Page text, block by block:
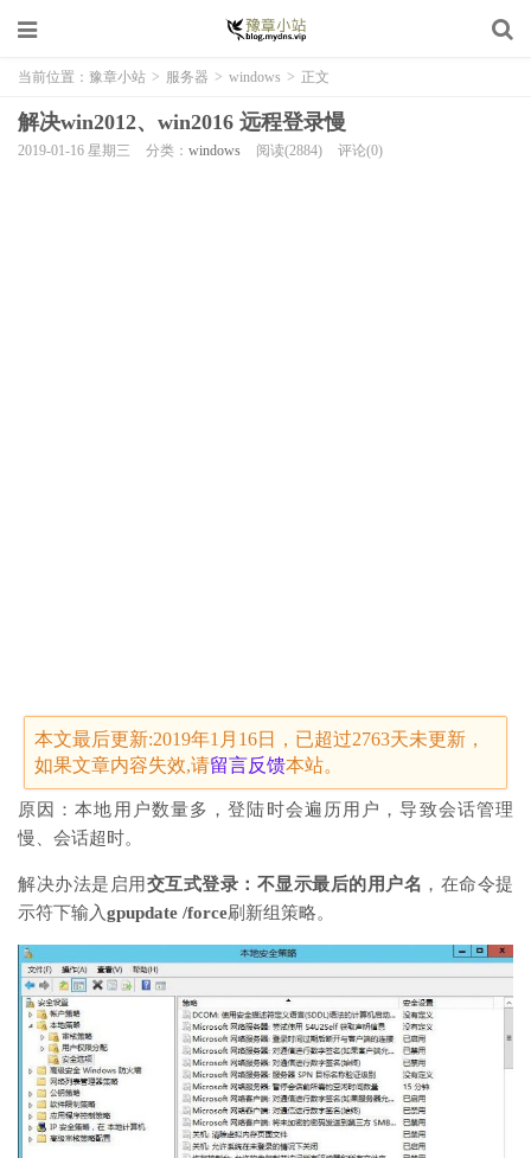
当前位置： 豫章小站 > 服务器 > windows > 正文
解决win2012、win2016 远程登录慢
2019-01-16 星期三 分类： windows 阅读(2884) 评论(0)
本文最后更新:2019年1月16日，已超过2763天未更新，
如果文章内容失效,请留言反馈本站。
原因：本地用户数量多，登陆时会遍历用户，导致会话管理
慢、会话超时。
解决办法是启用交互式登录：不显示最后的用户名 ，在命令提
示符下输入gpupdate /force刷新组策略。